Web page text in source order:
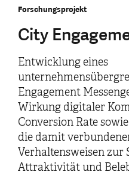
Forschungsprojekt
City
Entwicklung eines
Engagement
Wirkung digitaler
Conversion Rate
die damit
Verhaltensweisen zur
Attraktivität und